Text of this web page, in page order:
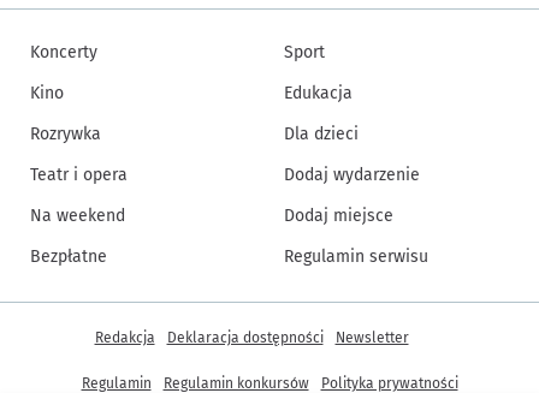
Koncerty
Kino
Rozrywka
Teatr i opera
Na weekend
Bezpłatne
Sport
Edukacja
Dla dzieci
Dodaj wydarzenie
Dodaj miejsce
Regulamin serwisu
Inne informacje
Redakcja Deklaracja dostępności Newsletter
Regulamin Regulamin konkursów Polityka prywatności